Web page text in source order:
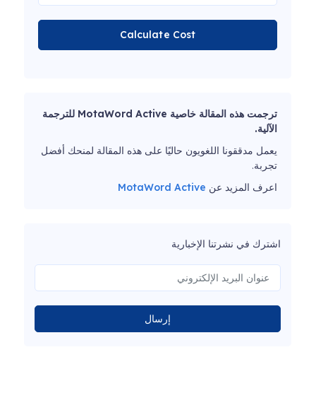
Calculate Cost
ترجمت هذه المقالة خاصية MotaWord Active للترجمة
الآلية.
يعمل مدققونا اللغويون حاليًا على هذه المقالة لمنحك أفضل
تجربة.
اعرف المزيد عن MotaWord Active
اشترك في نشرتنا الإخبارية
إرسال